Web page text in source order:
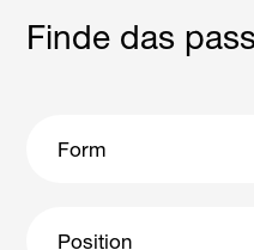
Finde das